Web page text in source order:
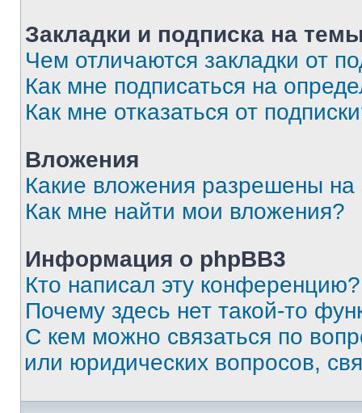
Закладки и подписка на
Чем отличаются закладки от
Как мне подписаться на
Как мне отказаться от
Вложения
Какие вложения разрешены
Как мне найти мои вложения?
Информация о phpBB3
Кто написал эту конференцию?
Почему здесь нет такой-то
С кем можно связаться по
или юридических вопросов,